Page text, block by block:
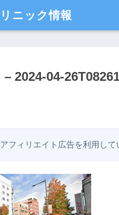
ニック情報
2024-04-
フィリエイト広告を利用して